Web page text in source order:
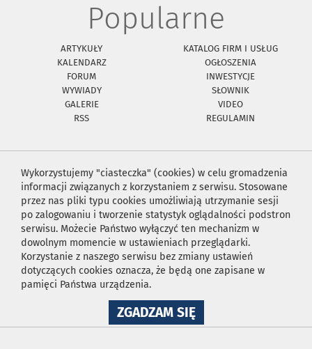
Popularne
ARTYKUŁY
KATALOG FIRM I USŁUG
KALENDARZ
OGŁOSZENIA
FORUM
INWESTYCJE
WYWIADY
SŁOWNIK
GALERIE
VIDEO
RSS
REGULAMIN
Wykorzystujemy "ciasteczka" (cookies) w celu gromadzenia
informacji związanych z korzystaniem z serwisu. Stosowane
przez nas pliki typu cookies umożliwiają utrzymanie sesji
po zalogowaniu i tworzenie statystyk oglądalności podstron
serwisu. Możecie Państwo wyłączyć ten mechanizm w
dowolnym momencie w ustawieniach przeglądarki.
Korzystanie z naszego serwisu bez zmiany ustawień
dotyczących cookies oznacza, że będą one zapisane w
pamięci Państwa urządzenia.
ZGADZAM SIĘNA
WYKORZYSTANIE